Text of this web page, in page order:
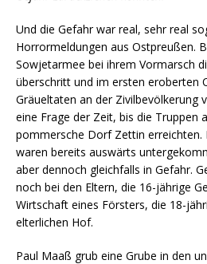
Und die Gefahr war real, sehr real
Horrormeldungen aus Ostpreußen.
Sowjetarmee bei ihrem Vormarsch
überschritt und im ersten eroberten
Gräueltaten an der Zivilbevölkerung
eine Frage der Zeit, bis die Truppen
pommersche Dorf Zettin erreichten.
waren bereits auswärts
aber dennoch gleichfalls in Gefahr.
noch bei den Eltern, die 16-jährige
Wirtschaft eines Försters, die 18-
elterlichen Hof.
Paul Maaß grub eine Grube in den